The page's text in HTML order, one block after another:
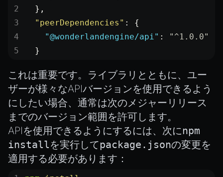
  },
  "peerDependencies"
: {
    "@wonderlandengine/api"
: "^1.0.0"
  }
これは重要です。ライブラリとともに、ユー
ザーが様々なAPIバージョンを使用できるよう
にしたい場合、通常は次のメジャーリリース
までのバージョン範囲を許可します。
APIを使用できるようにするには、次にnpm
installを実行してpackage.jsonの変更を
適用する必要があります：